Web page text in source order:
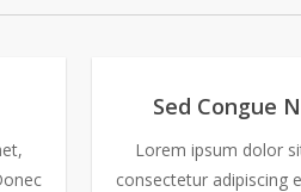
Sed Congue
Lorem ipsum dolor
consectetur adipiscing